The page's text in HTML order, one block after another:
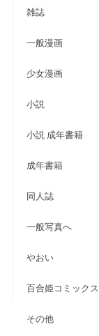
雑誌
一般漫画
少女漫画
小説
小説 成年書籍
成年書籍
同人誌
一般写真へ
やおい
百合姫コミックス
その他